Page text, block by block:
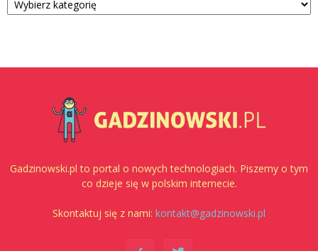
Gadzinowski.pl to portal o nowych technologiach. Piszemy o tym
co dzieje się w polskim internecie.
Skontaktuj się z nami: kontakt@gadzinowski.pl